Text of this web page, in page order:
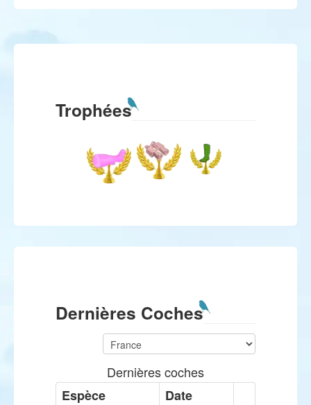
Trophées
Dernières Coches
Dernières coches
Espèce
Date